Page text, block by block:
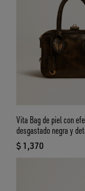
Vita Bag de piel con
desgastado negra y
$ 1,370
precio actual $